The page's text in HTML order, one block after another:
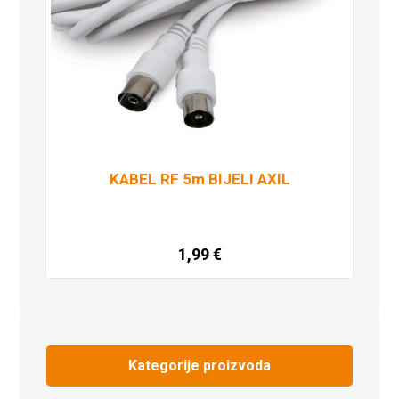
KABEL RF 5m BIJELI AXIL
1,99€
Dodaj u košaricu
Kategorije proizvoda